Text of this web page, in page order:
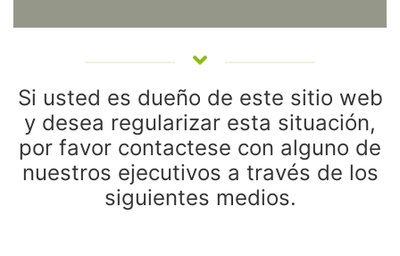
Si usted es dueño de este sitio web
y desea regularizar esta situación,
por favor contactese con alguno de
nuestros ejecutivos a través de los
siguientes medios.